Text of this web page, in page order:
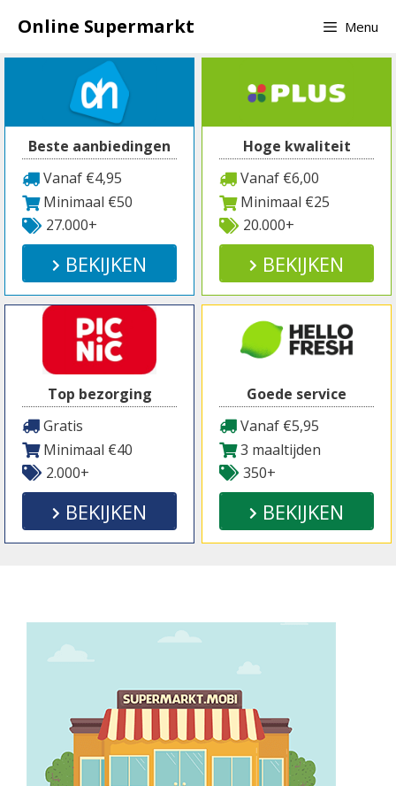
naar
inhoud
Online Supermarkt Menu
Beste aanbiedingen
Vanaf €4,95
Minimaal €50
27.000+
BEKIJKEN
Hoge kwaliteit
Vanaf €6,00
Minimaal €25
20.000+
BEKIJKEN
Top bezorging
Gratis
Minimaal €40
2.000+
BEKIJKEN
Goede service
Vanaf €5,95
3 maaltijden
350+
BEKIJKEN